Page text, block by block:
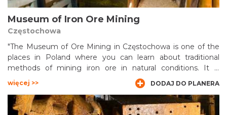
Museum of Iron Ore Mining
Częstochowa
"The Museum of Ore Mining in Częstochowa is one of the
places in Poland where you can learn about traditional
methods of mining iron ore in natural conditions. It is
housed in the underground corridors hollowed out beneath
the Częstochowa Stanisław Staszic Park. Besides the old
corridors, we can see specialized machinery and
equipment. The opening of the exhibition took place in
więcej >> DODAJ DO PLANERA